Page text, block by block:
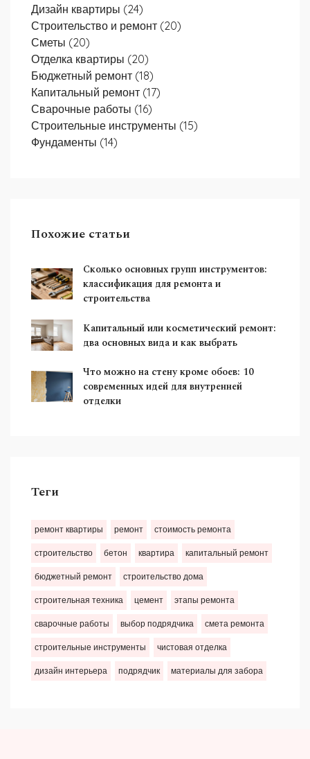
Дизайн квартиры (24)
Строительство и ремонт (20)
Сметы (20)
Отделка квартиры (20)
Бюджетный ремонт (18)
Капитальный ремонт (17)
Сварочные работы (16)
Строительные инструменты (15)
Фундаменты (14)
Похожие статьи
Сколько основных групп инструментов:
классификация для ремонта и
строительства
Капитальный или косметический ремонт:
два основных вида и как выбрать
Что можно на стену кроме обоев: 10
современных идей для внутренней
отделки
Теги
ремонт квартиры ремонт стоимость ремонта
строительство бетон квартира капитальный ремонт
бюджетный ремонт строительство дома
строительная техника цемент этапы ремонта
сварочные работы выбор подрядчика смета ремонта
строительные инструменты чистовая отделка
дизайн интерьера подрядчик материалы для забора